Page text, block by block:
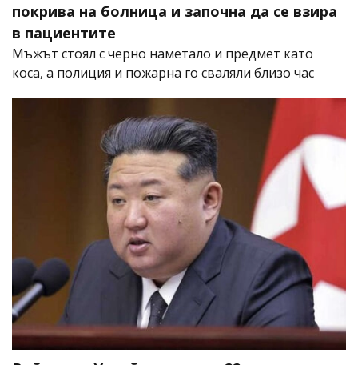
покрива на болница и започна да се взира
в пациентите
Мъжът стоял с черно наметало и предмет като
коса, а полиция и пожарна го сваляли близо час